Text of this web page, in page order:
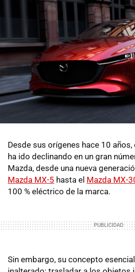
Desde sus orígenes hace 10
ha ido declinando en un gran
Mazda, desde una nueva
Mazda MX-5 hasta el Mazda MX-
100 % eléctrico de la marca.
Sin embargo, su concepto